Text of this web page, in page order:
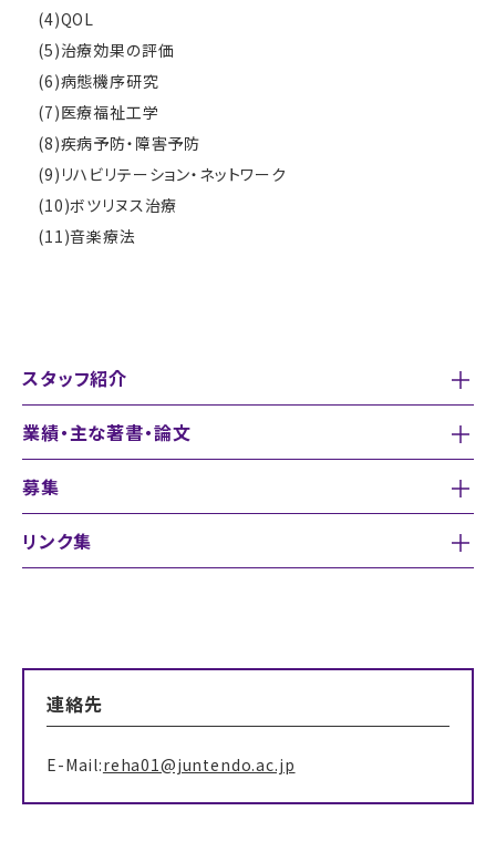
(4)QOL
(5)治療効果の評価
(6)病態機序研究
(7)医療福祉工学
(8)疾病予防・障害予防
(9)リハビリテーション・ネットワーク
(10)ボツリヌス治療
(11)音楽療法
スタッフ紹介
業績・主な著書・論文
募集
リンク集
連絡先
E-Mail:reha01@juntendo.ac.jp